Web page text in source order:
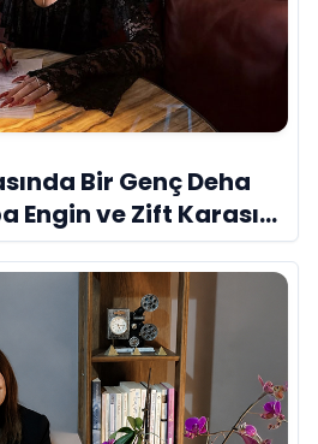
Bir Genç Deha
Engin ve Zift Karası